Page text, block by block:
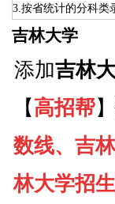
3.按省统计的分科类
吉林大学
添加吉林
【 高招帮
数线、吉
林大学招